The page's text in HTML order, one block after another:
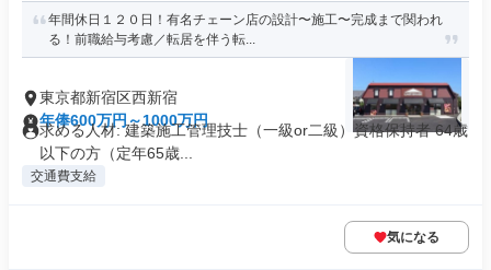
年間休日１２０日！有名チェーン店の設計〜施工〜完成まで関われ
る！前職給与考慮／転居を伴う転...
東京都新宿区西新宿
年俸600万円～1000万円
求める人材: 建築施工管理技士（一級or二級）資格保持者 64歳
以下の方（定年65歳...
交通費支給
気になる